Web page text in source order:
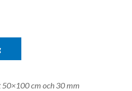
cm och 30 mm